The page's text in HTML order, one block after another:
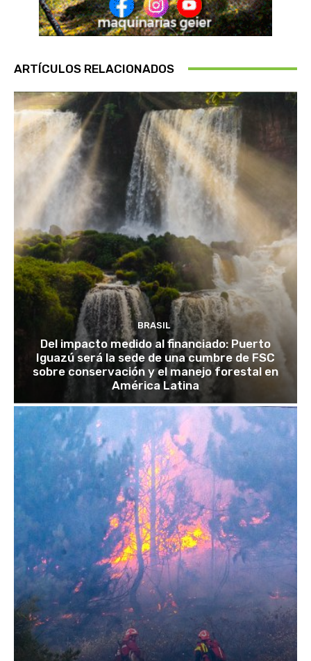
ARTÍCULOS RELACIONADOS
BRASIL
Del impacto medido al financiado: Puerto
Iguazú será la sede de una cumbre de FSC
sobre conservación y el manejo forestal en
América Latina